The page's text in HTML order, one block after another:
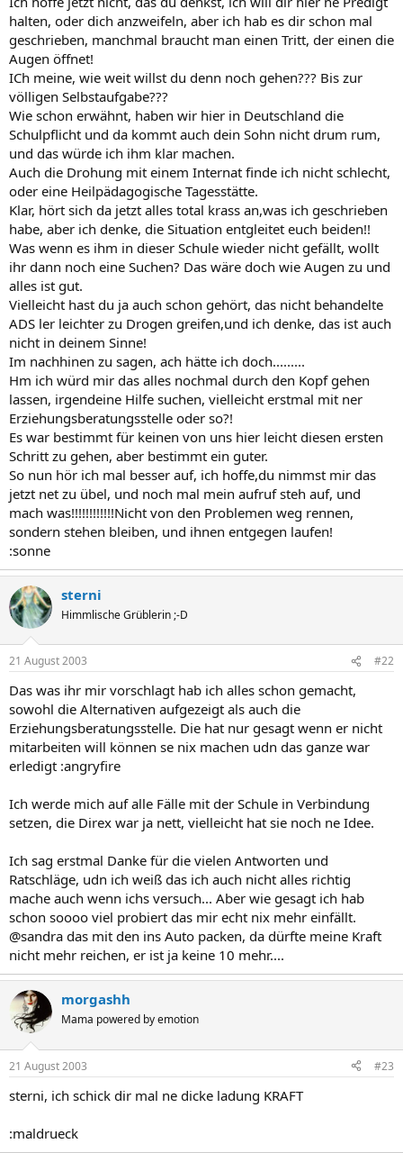
halten, oder dich anzweifeln, aber ich hab es dir schon mal
geschrieben, manchmal braucht man einen Tritt, der einen die
Augen öffnet!
ICh meine, wie weit willst du denn noch gehen??? Bis zur
völligen Selbstaufgabe???
Wie schon erwähnt, haben wir hier in Deutschland die
Schulpflicht und da kommt auch dein Sohn nicht drum rum,
und das würde ich ihm klar machen.
Auch die Drohung mit einem Internat finde ich nicht schlecht,
oder eine Heilpädagogische Tagesstätte.
Klar, hört sich da jetzt alles total krass an,was ich geschrieben
habe, aber ich denke, die Situation entgleitet euch beiden!!
Was wenn es ihm in dieser Schule wieder nicht gefällt, wollt
ihr dann noch eine Suchen? Das wäre doch wie Augen zu und
alles ist gut.
Vielleicht hast du ja auch schon gehört, das nicht behandelte
ADS ler leichter zu Drogen greifen,und ich denke, das ist auch
nicht in deinem Sinne!
Im nachhinen zu sagen, ach hätte ich doch.........
Hm ich würd mir das alles nochmal durch den Kopf gehen
lassen, irgendeine Hilfe suchen, vielleicht erstmal mit ner
Erziehungsberatungsstelle oder so?!
Es war bestimmt für keinen von uns hier leicht diesen ersten
Schritt zu gehen, aber bestimmt ein guter.
So nun hör ich mal besser auf, ich hoffe,du nimmst mir das
jetzt net zu übel, und noch mal mein aufruf steh auf, und
mach was!!!!!!!!!!!!Nicht von den Problemen weg rennen,
sondern stehen bleiben, und ihnen entgegen laufen!
:sonne
sterni
Himmlische Grüblerin ;-D
21 August 2003 #22
Das was ihr mir vorschlagt hab ich alles schon gemacht,
sowohl die Alternativen aufgezeigt als auch die
Erziehungsberatungsstelle. Die hat nur gesagt wenn er nicht
mitarbeiten will können se nix machen udn das ganze war
erledigt :angryfire
Ich werde mich auf alle Fälle mit der Schule in Verbindung
setzen, die Direx war ja nett, vielleicht hat sie noch ne Idee.
Ich sag erstmal Danke für die vielen Antworten und
Ratschläge, udn ich weiß das ich auch nicht alles richtig
mache auch wenn ichs versuch... Aber wie gesagt ich hab
schon soooo viel probiert das mir echt nix mehr einfällt.
@sandra das mit den ins Auto packen, da dürfte meine Kraft
nicht mehr reichen, er ist ja keine 10 mehr....
morgashh
Mama powered by emotion
21 August 2003 #23
sterni, ich schick dir mal ne dicke ladung KRAFT
:maldrueck